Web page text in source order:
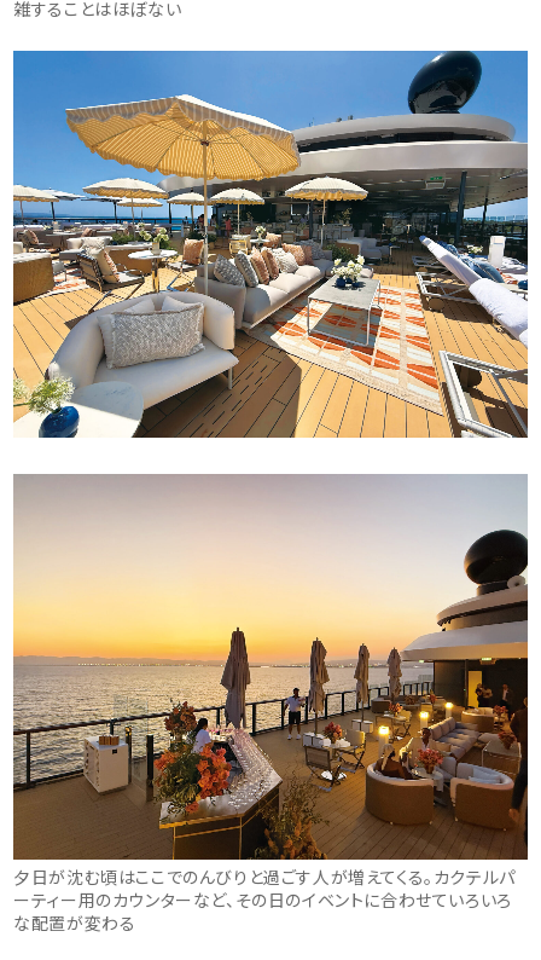
雑することはほぼない
夕日が沈む頃はここでのんびりと過ごす人が増えてくる。カクテルパ
ーティー用のカウンターなど、その日のイベントに合わせていろいろ
な配置が変わる